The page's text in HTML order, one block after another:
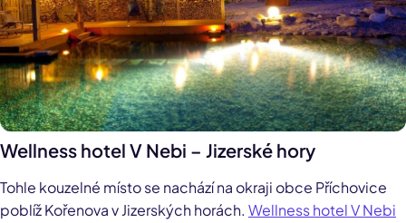
Wellness hotel V Nebi – Jizerské hory
Tohle kouzelné místo se nachází na okraji obce Příchovice
poblíž Kořenova v Jizerských horách. Wellness hotel V Nebi